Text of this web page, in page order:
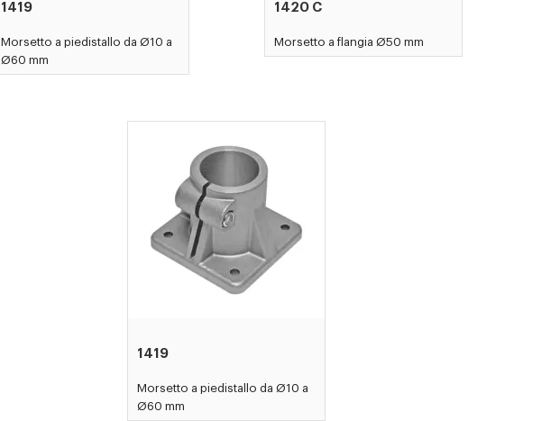
1419
Morsetto a piedistallo da Ø10 a
Ø60 mm
1420 C
Morsetto a flangia Ø50 mm
1419
Morsetto a piedistallo da Ø10 a
Ø60 mm